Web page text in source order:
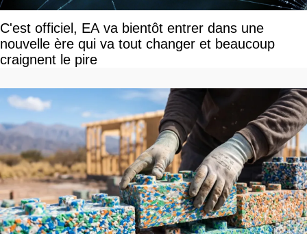
C'est officiel, EA va bientôt entrer dans une
nouvelle ère qui va tout changer et beaucoup
craignent le pire